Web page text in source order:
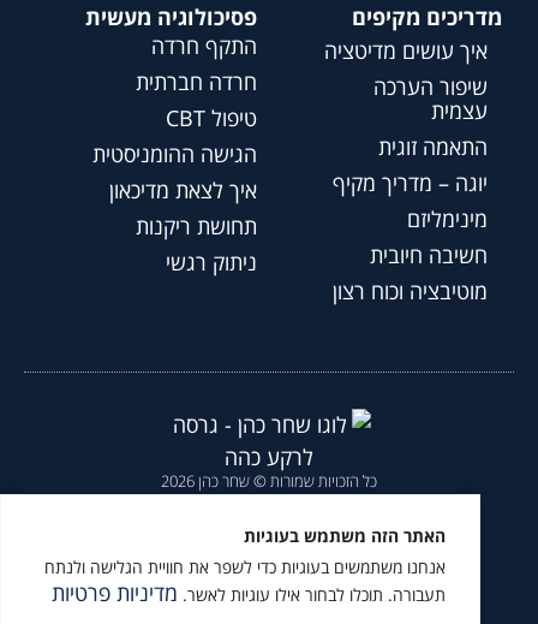
האתר הזה משתמש בעוגיות
אנחנו משתמשים בעוגיות כדי לשפר את חוויית הגלישה ולנתח
תעבורה. תוכלו לבחור אילו עוגיות לאשר. מדיניות פרטיות
מדריכים מקיפים
איך עושים מדיטציה
שיפור הערכה
עצמית
התאמה זוגית
יוגה – מדריך מקיף
מינימליזם
חשיבה חיובית
מוטיבציה וכוח רצון
פסיכולוגיה מעשית
התקף חרדה
חרדה חברתית
טיפול CBT
הגישה ההומניסטית
איך לצאת מדיכאון
תחושת ריקנות
ניתוק רגשי
כל הזכויות שמורות © שחר כהן 2026
הצהרת נגישות|מדיניות פרטיות
מומלץ לעקוב גם ב